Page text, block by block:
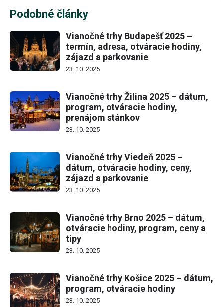
Podobné články
Vianočné trhy Budapešť 2025 –
termín, adresa, otváracie hodiny,
zájazd a parkovanie
23. 10. 2025
Vianočné trhy Žilina 2025 – dátum,
program, otváracie hodiny,
prenájom stánkov
23. 10. 2025
Vianočné trhy Viedeň 2025 –
dátum, otváracie hodiny, ceny,
zájazd a parkovanie
23. 10. 2025
Vianočné trhy Brno 2025 – dátum,
otváracie hodiny, program, ceny a
tipy
23. 10. 2025
Vianočné trhy Košice 2025 – dátum,
program, otváracie hodiny
23. 10. 2025